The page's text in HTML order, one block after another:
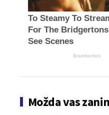
To Steamy To
For The
See Scenes
Brainberries
Možda vas